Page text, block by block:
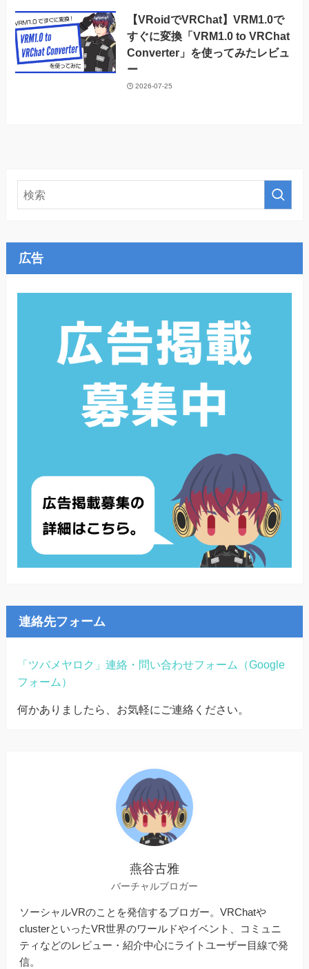
【VRoidでVRChat】VRM1.0で
すぐに変換「VRM1.0 to VRChat
Converter」を使ってみたレビュ
ー
2026-07-25
広告
連絡先フォーム
「ツバメヤロク」連絡・問い合わせフォーム（Google
フォーム）
何かありましたら、お気軽にご連絡ください。
燕谷古雅
バーチャルブロガー
ソーシャルVRのことを発信するブロガー。VRChatや
clusterといったVR世界のワールドやイベント、コミュニ
ティなどのレビュー・紹介中心にライトユーザー目線で発
信。